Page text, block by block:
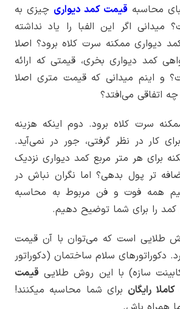
محاسبهقیمت کمد دیواری چیزی به
اگر این الفبا را یاد نداشته
دیواری ممکنه سرت کلاه برود؟ اصلا
کمد دیواری بخری، قیمتی که ارائه
و اینم میدانی که قیمت متری اصلا
اتفاقی می‌افتد؟
سرت کلاه برود. دوم اینکه هزینه
کار در نظر گرفتی، جور در نمی‌آید.
برای هر متر مربع کمد دیواری نزدیک
اضافه تر پول بدهی؟ اما نگران نباش در
همه فوت و فن مربوط به محاسبه
را برای شما توضیح دهیم.
طلایی است که می‌توان با آن قیمت
دکوراتورهای سلام ساختمان (دکوراتور
سازه) با این روش طلایی قیمت
کاملا رایگان برای شما محاسبه میکنند!